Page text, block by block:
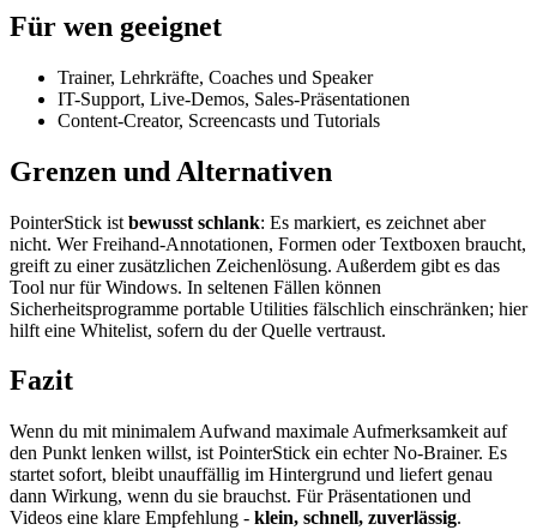
Für wen geeignet
Trainer, Lehrkräfte, Coaches und Speaker
IT-Support, Live-Demos, Sales-Präsentationen
Content-Creator, Screencasts und Tutorials
Grenzen und Alternativen
PointerStick ist bewusst schlank: Es markiert, es zeichnet aber
nicht. Wer Freihand-Annotationen, Formen oder Textboxen braucht,
greift zu einer zusätzlichen Zeichenlösung. Außerdem gibt es das
Tool nur für Windows. In seltenen Fällen können
Sicherheitsprogramme portable Utilities fälschlich einschränken; hier
hilft eine Whitelist, sofern du der Quelle vertraust.
Fazit
Wenn du mit minimalem Aufwand maximale Aufmerksamkeit auf
den Punkt lenken willst, ist PointerStick ein echter No-Brainer. Es
startet sofort, bleibt unauffällig im Hintergrund und liefert genau
dann Wirkung, wenn du sie brauchst. Für Präsentationen und
Videos eine klare Empfehlung - klein, schnell, zuverlässig.